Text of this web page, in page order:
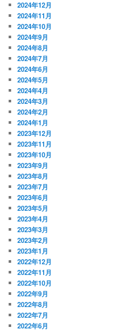
2024年12月
2024年11月
2024年10月
2024年9月
2024年8月
2024年7月
2024年6月
2024年5月
2024年4月
2024年3月
2024年2月
2024年1月
2023年12月
2023年11月
2023年10月
2023年9月
2023年8月
2023年7月
2023年6月
2023年5月
2023年4月
2023年3月
2023年2月
2023年1月
2022年12月
2022年11月
2022年10月
2022年9月
2022年8月
2022年7月
2022年6月